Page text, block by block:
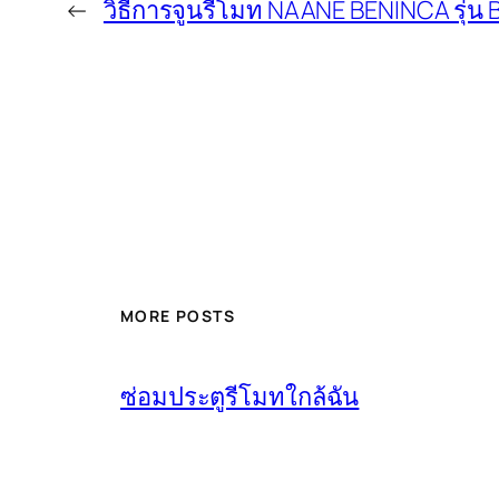
← วิธีการจูนรีโมท NAANE BENINCA รุ่น
MORE POSTS
ซ่อมประตูรีโมทใกล้ฉัน